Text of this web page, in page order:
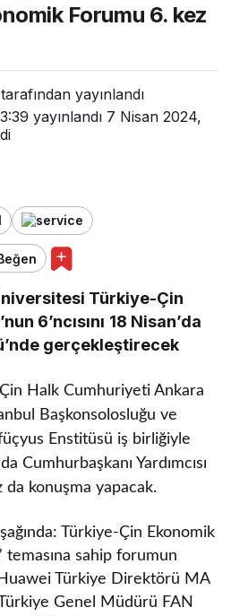
düzenlenecek
Forumu 6. kez
tarafından yayınlandı
yayınlandı 7 Nisan 2024,
Türkiye-Çin
6’ncısını 18 Nisan’da
gerçekleştirecek
Halk Cumhuriyeti Ankara
Başkonsolosluğu ve
Enstitüsü iş birliğiyle
Cumhurbaşkanı Yardımcısı
da konuşma yapacak.
Türkiye-Çin Ekonomik
temasına sahip forumun
Türkiye Direktörü MA
Genel Müdürü FAN